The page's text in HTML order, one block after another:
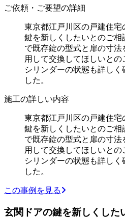
ご依頼・ご要望の詳細
東京都江戸川区の戸建住
鍵を新しくしたいとのご
で既存錠の型式と扉の寸
用して交換してほしいとの
シリンダーの状態も詳し
した。
施工の詳しい内容
東京都江戸川区の戸建住
鍵を新しくしたいとのご
で既存錠の型式と扉の寸
用して交換してほしいとの
シリンダーの状態も詳し
した。
この事例を見る
玄関ドアの鍵を新しくした